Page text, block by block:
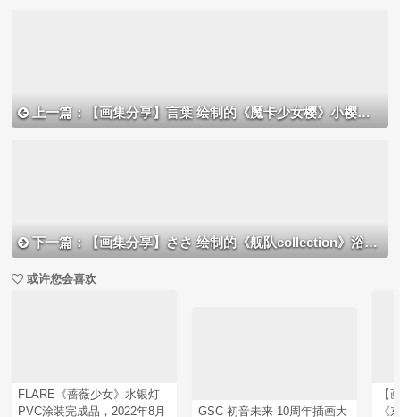
上一篇：【画集分享】言葉 绘制的《魔卡少女樱》小樱与知世
下一篇：【画集分享】ささ 绘制的《舰队collection》浴衣榛名
或许您会喜欢
FLARE《蔷薇少女》水银灯
PVC涂装完成品，2022年8月
GSC 初音未来 10周年插画大
【
《